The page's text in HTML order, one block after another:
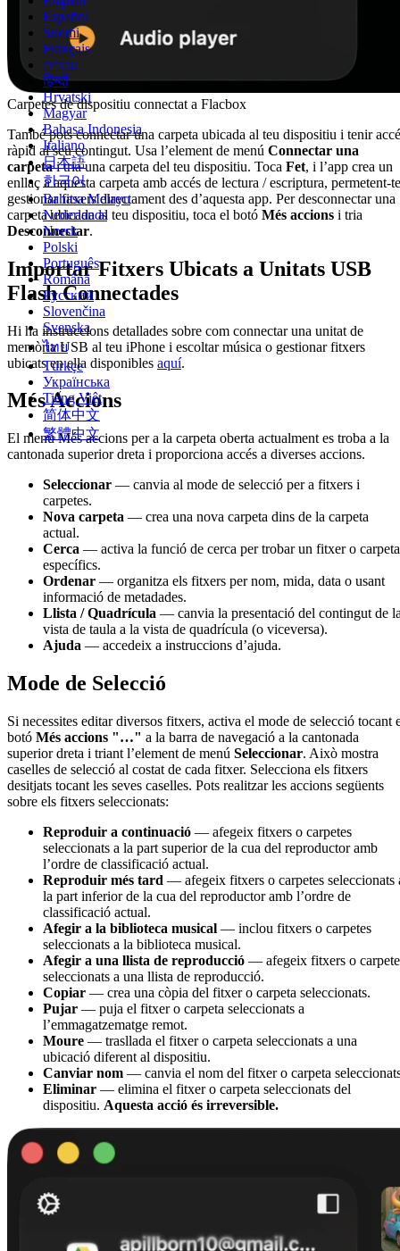
Español
Suomi
Français
עברית
हिन्दी
Hrvatski
Magyar
Bahasa Indonesia
Italiano
日本語
한국어
Bahasa Melayu
Nederlands
Norsk
Polski
Português
Română
Русский
Slovenčina
Svenska
ไทย
Türkçe
Українська
Tiếng Việt
简体中文
繁體中文
Carpetes de dispositiu connectat a Flacbox
També pots connectar una carpeta ubicada al teu dispositiu i tenir
ràpid al seu contingut. Usa l’element de menú Connectar una
carpetai tria una carpeta del teu dispositiu. Toca Fet, i l’app crea un
enllaç a aquesta carpeta amb accés de lectura / escriptura, permetent-te
gestionar fitxers directament des d’aquesta app. Per desconnectar una
carpeta ubicada al teu dispositiu, toca el botó Més accions i tria
Desconnectar.
Importar Fitxers Ubicats a Unitats USB
Flash Connectades
Hi ha instruccions detallades sobre com connectar una unitat de
memòria USB al teu iPhone i escoltar música o gestionar fitxers
ubicats en ella disponibles aquí.
Més Accions
El menú Més accions per a la carpeta oberta actualment es troba a la
cantonada superior dreta i proporciona accés a diverses accions.
Seleccionar — canvia al mode de selecció per a fitxers i
carpetes.
Nova carpeta — crea una nova carpeta dins de la carpeta
actual.
Cerca — activa la funció de cerca per trobar un fitxer o carpeta
específics.
Ordenar — organitza els fitxers per nom, mida, data o usant
informació de metadades.
Llista / Quadrícula — canvia la presentació del contingut de
vista de taula a la vista de quadrícula (o viceversa).
Ajuda — accedeix a instruccions d’ajuda.
Mode de Selecció
Si necessites editar diversos fitxers, activa el mode de selecció tocant
botó Més accions "…" a la barra de navegació a la cantonada
superior dreta i triant l’element de menú Seleccionar. Això mostra
caselles de selecció al costat de cada fitxer. Selecciona els fitxers
desitjats tocant les seves caselles. Pots realitzar les accions següents
sobre els fitxers seleccionats:
Reproduir a continuació — afegeix fitxers o carpetes
seleccionats a la part superior de la cua del reproductor amb
l’ordre de classificació actual.
Reproduir més tard — afegeix fitxers o carpetes seleccionats
la part inferior de la cua del reproductor amb l’ordre de
classificació actual.
Afegir a la biblioteca musical — inclou fitxers o carpetes
seleccionats a la biblioteca musical.
Afegir a una llista de reproducció — afegeix fitxers o
seleccionats a una llista de reproducció.
Copiar — crea una còpia del fitxer o carpeta seleccionats.
Pujar — puja el fitxer o carpeta seleccionats a
l’emmagatzematge remot.
Moure — trasllada el fitxer o carpeta seleccionats a una
ubicació diferent al dispositiu.
Canviar nom — canvia el nom del fitxer o carpeta
Eliminar — elimina el fitxer o carpeta seleccionats del
dispositiu. Aquesta acció és irreversible.